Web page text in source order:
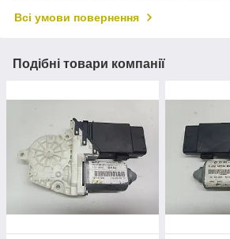
Всі умови повернення
Подібні товари компанії